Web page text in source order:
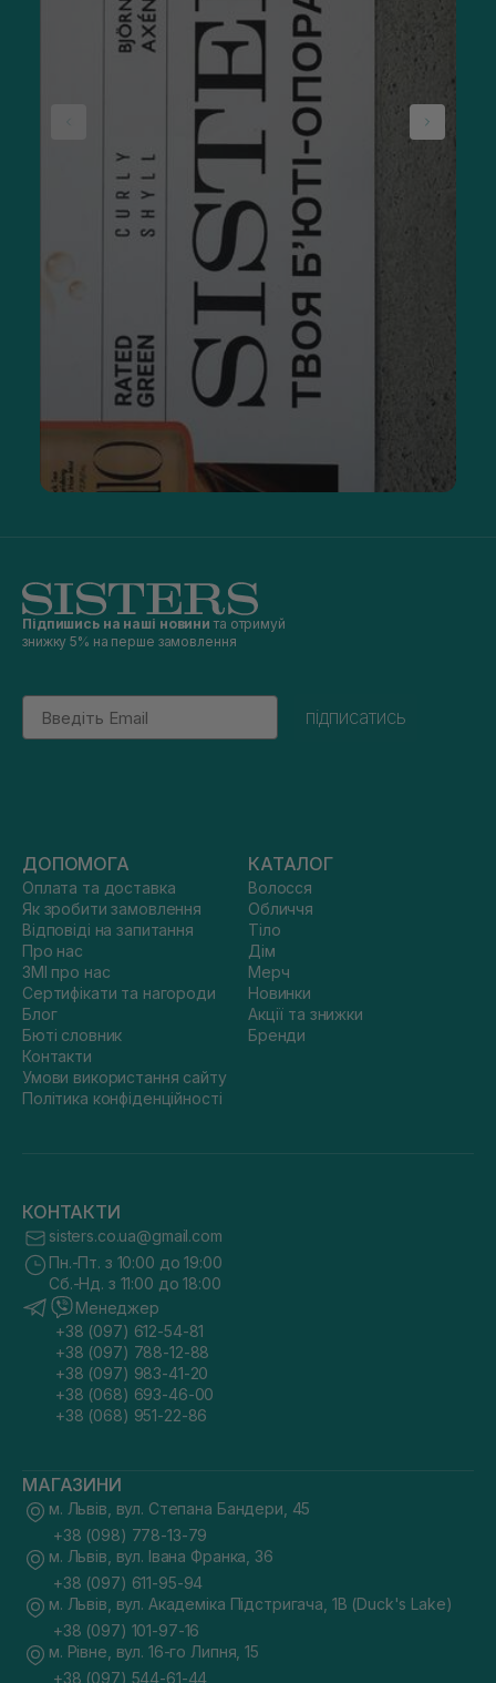
Підпишись на наші новини та отримуй
знижку 5% на перше замовлення
Email
підписатись
ДОПОМОГА
Оплата та доставка
Як зробити замовлення
Відповіді на запитання
Про нас
ЗМІ про нас
Сертифікати та нагороди
Блог
Бюті словник
Контакти
Умови використання сайту
Політика конфіденційності
КАТАЛОГ
Волосся
Обличчя
Тіло
Дім
Мерч
Новинки
Акції та знижки
Бренди
КОНТАКТИ
sisters.co.ua@gmail.com
Пн.-Пт. з 10:00 до 19:00
Сб.-Нд. з 11:00 до 18:00
Менеджер
+38 (097) 612-54-81
+38 (097) 788-12-88
+38 (097) 983-41-20
+38 (068) 693-46-00
+38 (068) 951-22-86
МАГАЗИНИ
м. Львів, вул. Степана Бандери, 45
+38 (098) 778-13-79
м. Львів, вул. Івана Франка, 36
+38 (097) 611-95-94
м. Львів, вул. Академіка Підстригача, 1В (Duck's Lake)
+38 (097) 101-97-16
м. Рівне, вул. 16-го Липня, 15
+38 (097) 544-61-44